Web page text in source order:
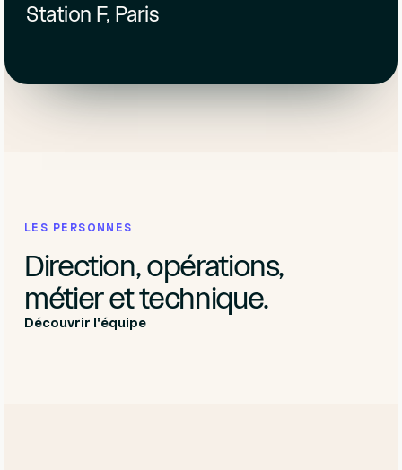
Station F, Paris
LES PERSONNES
Direction, opérations,
métier et technique.
Découvrir l'équipe